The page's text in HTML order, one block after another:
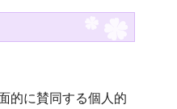
的に賛同する個人的